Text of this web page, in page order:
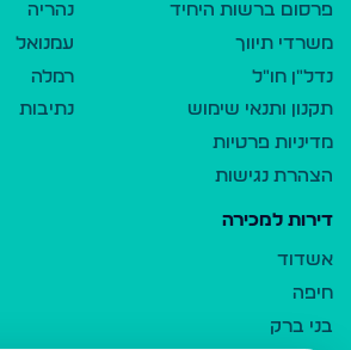
פרסום ברשות היחיד
משרדי תיווך
נדל"ן חו"ל
תקנון ותנאי שימוש
מדיניות פרטיות
הצהרת נגישות
נהריה
עמנואל
רמלה
נתיבות
דירות למכירה
אשדוד
חיפה
בני ברק